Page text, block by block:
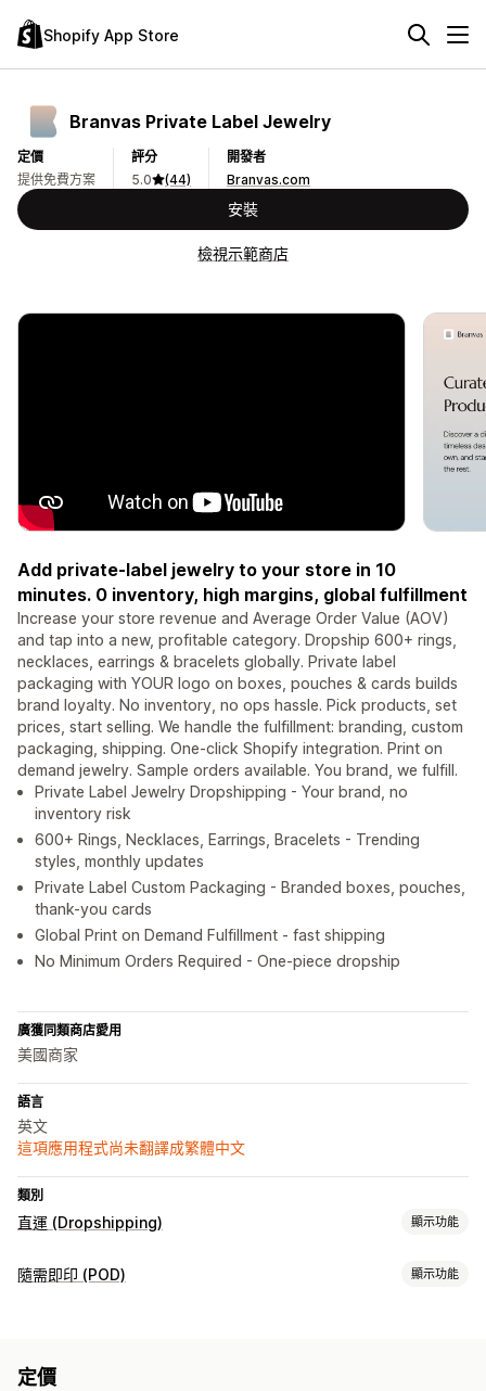
Shopify App Store
Branvas Private Label Jewelry
定價
提供免費方案
評分
5.0
(44)
開發者
Branvas.com
安裝
檢視示範商店
Add private-label jewelry to your store in 10
minutes. 0 inventory, high margins, global fulfillment
Increase your store revenue and Average Order Value (AOV)
and tap into a new, profitable category. Dropship 600+ rings,
necklaces, earrings & bracelets globally. Private label
packaging with YOUR logo on boxes, pouches & cards builds
brand loyalty. No inventory, no ops hassle. Pick products, set
prices, start selling. We handle the fulfillment: branding, custom
packaging, shipping. One-click Shopify integration. Print on
demand jewelry. Sample orders available. You brand, we fulfill.
Private Label Jewelry Dropshipping - Your brand, no
inventory risk
600+ Rings, Necklaces, Earrings, Bracelets - Trending
styles, monthly updates
Private Label Custom Packaging - Branded boxes, pouches,
thank-you cards
Global Print on Demand Fulfillment - fast shipping
No Minimum Orders Required - One-piece dropship
廣獲同類商店愛用
美國商家
語言
英文
這項應用程式尚未翻譯成繁體中文
類別
直運 (Dropshipping) 顯示功能
可銷售商品
中國
隨需即印 (POD) 顯示功能
定價